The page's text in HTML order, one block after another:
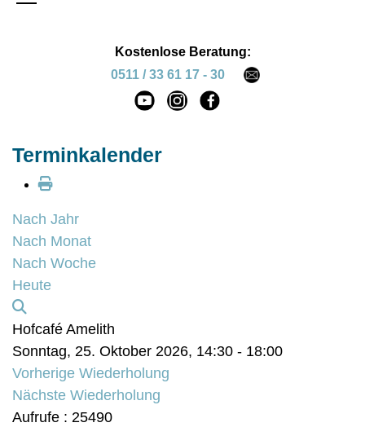
Kostenlose Beratung:
0511 / 33 61 17 - 30
Terminkalender
Nach Jahr
Nach Monat
Nach Woche
Heute
Hofcafé Amelith
Sonntag, 25. Oktober 2026, 14:30 - 18:00
Vorherige Wiederholung
Nächste Wiederholung
Aufrufe : 25490